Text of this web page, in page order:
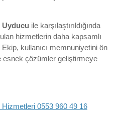
Uyducu ile karşılaştırıldığında
hizmetlerin daha kapsamlı
kullanıcı memnuniyetini ön
esnek çözümler geliştirmeye
0553 960 49 16